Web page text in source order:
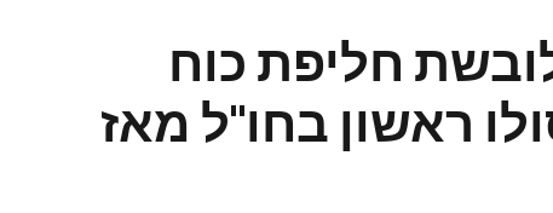
חליפת כוח
ראשון בחו"ל מאז